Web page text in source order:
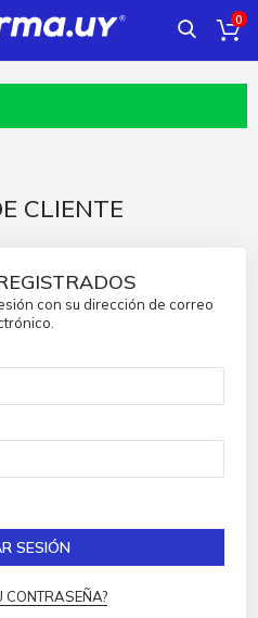
0
CLIENTE
con su dirección de correo
SESIÓN
CONTRASEÑA?